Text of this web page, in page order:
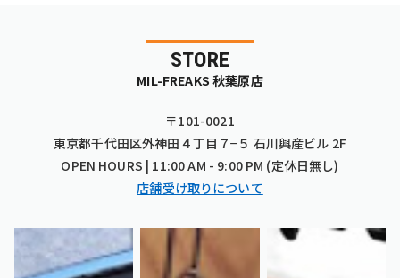
STORE
MIL-FREAKS 秋葉原店
〒101-0021
東京都千代田区外神田４丁目７−５ 石川興産ビル 2F
OPEN HOURS | 11:00 AM - 9:00 PM (定休日無し)
店舗受け取りについて